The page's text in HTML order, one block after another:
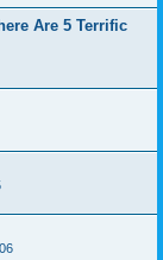
Are 5 Terrific